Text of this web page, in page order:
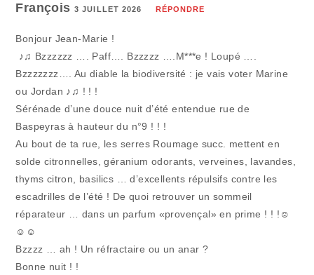
François3 JUILLET 2026 RÉPONDRE
Bonjour Jean-Marie !
♪♫ Bzzzzzz …. Paff…. Bzzzzz ….M***e ! Loupé ….
Bzzzzzzz…. Au diable la biodiversité : je vais voter Marine
ou Jordan ♪♫ ! ! !
Sérénade d’une douce nuit d’été entendue rue de
Baspeyras à hauteur du n°9 ! ! !
Au bout de ta rue, les serres Roumage succ. mettent en
solde citronnelles, géranium odorants, verveines, lavandes,
thyms citron, basilics … d’excellents répulsifs contre les
escadrilles de l’été ! De quoi retrouver un sommeil
réparateur … dans un parfum «provençal» en prime ! ! !☺
☺☺
Bzzzz … ah ! Un réfractaire ou un anar ?
Bonne nuit ! !